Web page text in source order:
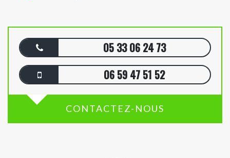
05 33 06 24 73
06 59 47 51 52
CONTACTEZ-NOUS